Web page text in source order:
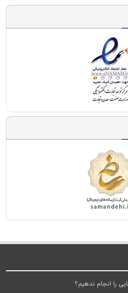
را انجام ندهیم؟